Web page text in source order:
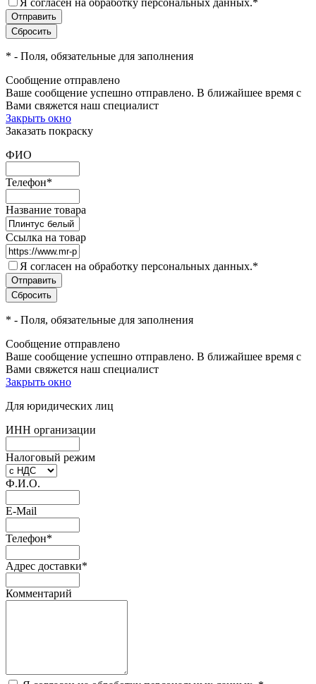
Я согласен на обработку персональных данных.*
* - Поля, обязательные для заполнения
Сообщение отправлено
Ваше сообщение успешно отправлено. В ближайшее время с
Вами свяжется наш специалист
Закрыть окно
Заказать покраску
ФИО
Телефон*
Название товара
Ссылка на товар
Я согласен на обработку персональных данных.*
* - Поля, обязательные для заполнения
Сообщение отправлено
Ваше сообщение успешно отправлено. В ближайшее время с
Вами свяжется наш специалист
Закрыть окно
Для юридических лиц
ИНН организации
Налоговый режим
Ф.И.О.
E-Mail
Телефон*
Адрес доставки*
Комментарий